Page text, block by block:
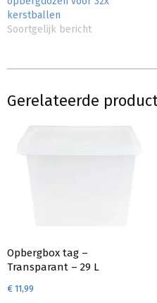
kerstballen
Soortgelijk bericht
Gerelateerde
Opbergbox tag –
Transparant – 29 L
€ 11,99